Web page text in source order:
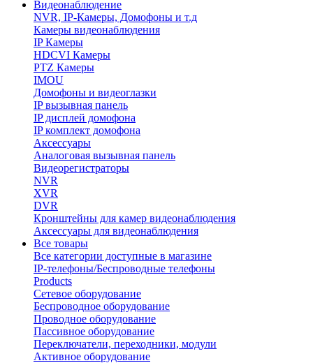
Видеонаблюдение
NVR, IP-Камеры, Домофоны и т.д
Камеры видеонаблюдения
IP Камеры
HDCVI Камеры
PTZ Камеры
IMOU
Домофоны и видеоглазки
IP вызывная панель
IP дисплей домофона
IP комплект домофона
Аксессуары
Аналоговая вызывная панель
Видеорегистраторы
NVR
XVR
DVR
Кронштейны для камер видеонаблюдения
Аксессуары для видеонаблюдения
Все товары
Все категории доступные в магазине
IP-телефоны/Беспроводные телефоны
Products
Сетевое оборудование
Беспроводное оборудование
Проводное оборудование
Пассивное оборудование
Переключатели, переходники, модули
Активное оборудование